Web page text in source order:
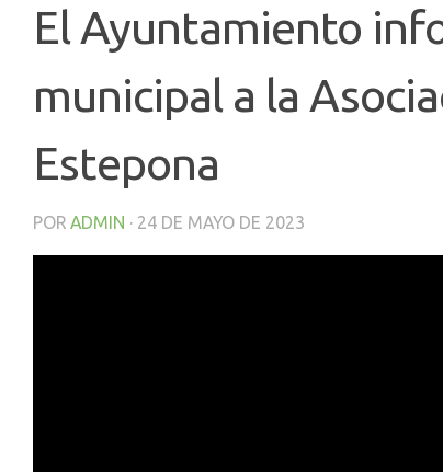
El Ayuntamiento
municipal a la
Estepona
POR ADMIN · 24 DE MAYO DE 2023